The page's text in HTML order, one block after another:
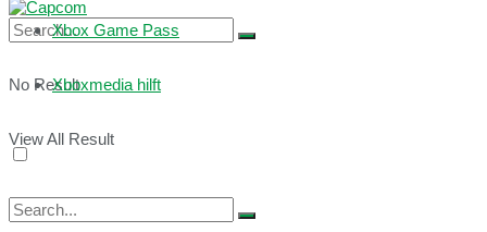
No Result
View All Result
Xbox Game Pass
Xboxmedia hilft